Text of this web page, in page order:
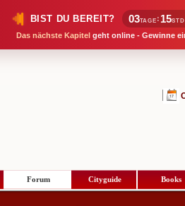
BIST DU BEREIT? 03TAGE : 15STD
Das nächste Kapitel geht online - Gewinne
Forum Cityguide Books